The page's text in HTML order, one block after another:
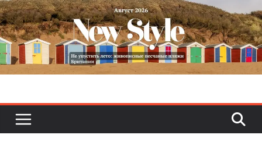
Skip
to
content